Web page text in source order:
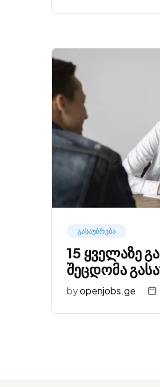
გასაუბრება
15 ყველაზე
შეცდომა
byopenjobs.ge